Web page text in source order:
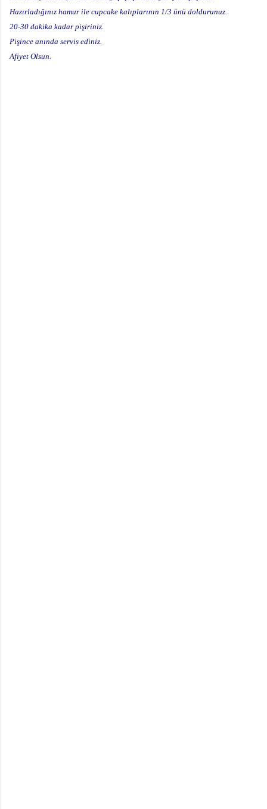
Hazırladığınız hamur ile cupcake kalıplarının 1/3 ünü doldurunuz.
20-30 dakika kadar pişiriniz.
Pişince anında servis ediniz.
Afiyet Olsun.